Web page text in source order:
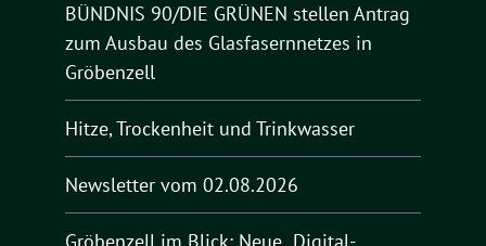
BÜNDNIS 90/DIE GRÜNEN stellen Antrag
zum Ausbau des Glasfasernnetzes in
Gröbenzell
Hitze, Trockenheit und Trinkwasser
Newsletter vom 02.08.2026